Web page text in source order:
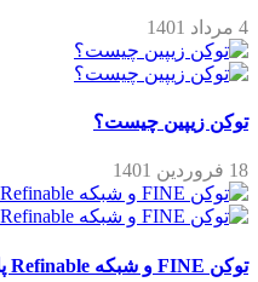
4 مرداد 1401
توکن زیپین چیست؟
18 فروردین 1401
توکن FINE و شبکه Refinable پلتفرمی برای مدیریت NFT ها